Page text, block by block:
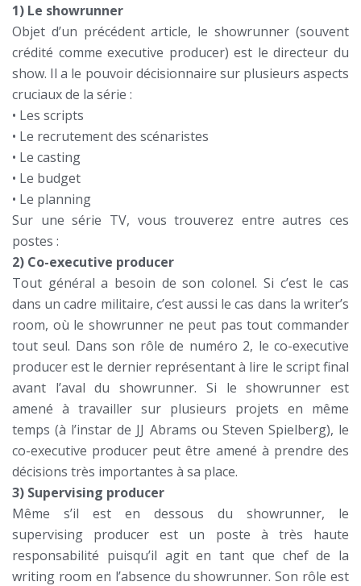
1) Le showrunner
Objet d’un précédent article, le showrunner (souvent
crédité comme executive producer) est le directeur du
show. Il a le pouvoir décisionnaire sur plusieurs aspects
cruciaux de la série :
• Les scripts
• Le recrutement des scénaristes
• Le casting
• Le budget
• Le planning
Sur une série TV, vous trouverez entre autres ces
postes :
2) Co-executive producer
Tout général a besoin de son colonel. Si c’est le cas
dans un cadre militaire, c’est aussi le cas dans la writer’s
room, où le showrunner ne peut pas tout commander
tout seul. Dans son rôle de numéro 2, le co-executive
producer est le dernier représentant à lire le script final
avant l’aval du showrunner. Si le showrunner est
amené à travailler sur plusieurs projets en même
temps (à l’instar de JJ Abrams ou Steven Spielberg), le
co-executive producer peut être amené à prendre des
décisions très importantes à sa place.
3) Supervising producer
Même s’il est en dessous du showrunner, le
supervising producer est un poste à très haute
responsabilité puisqu’il agit en tant que chef de la
writing room en l’absence du showrunner. Son rôle est